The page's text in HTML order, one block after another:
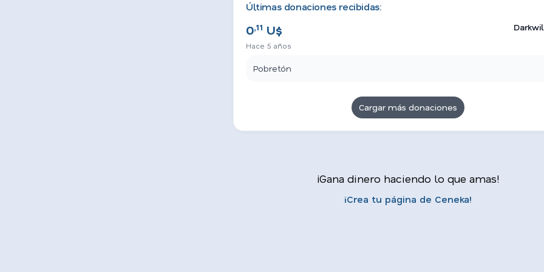
Últimas donaciones recibidas:
0,11 U$
Hace 5 años
Pobretón
Cargar más donaciones
¡Gana dinero haciendo lo que amas!
¡Crea tu página de Ceneka!